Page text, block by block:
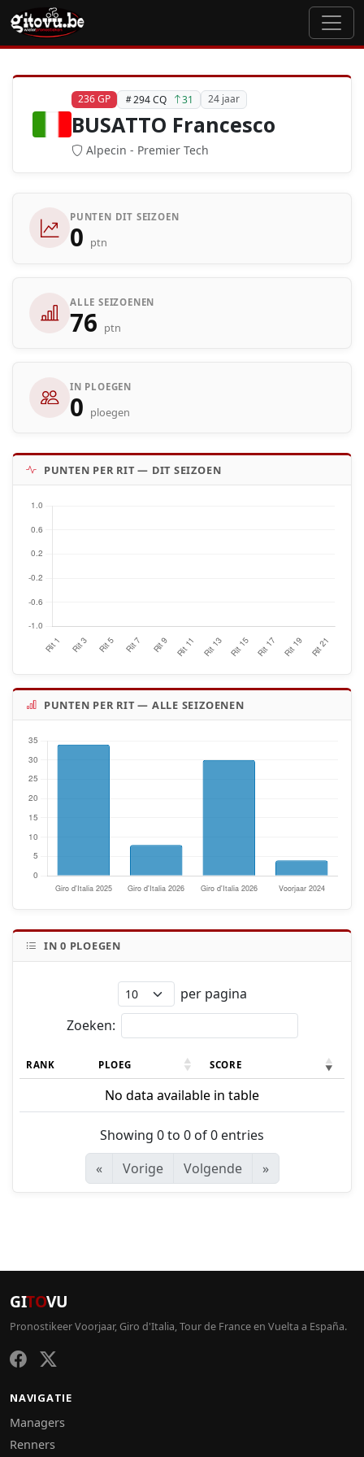
236 GP 294 CQ 31 24 jaar
BUSATTO Francesco
Alpecin - Premier Tech
PUNTEN DIT SEIZOEN
0 ptn
ALLE SEIZOENEN
76 ptn
IN PLOEGEN
0 ploegen
PUNTEN PER RIT — DIT SEIZOEN
PUNTEN PER RIT — ALLE SEIZOENEN
IN0 PLOEGEN
per pagina
Zoeken:
RANK PLOEG SCORE
No data available in table
Showing 0 to 0 of 0 entries
«
Vorige Volgende »
GITOVU
Pronostikeer Voorjaar, Giro d'Italia, Tour de France en Vuelta a España.
NAVIGATIE
Managers
Renners